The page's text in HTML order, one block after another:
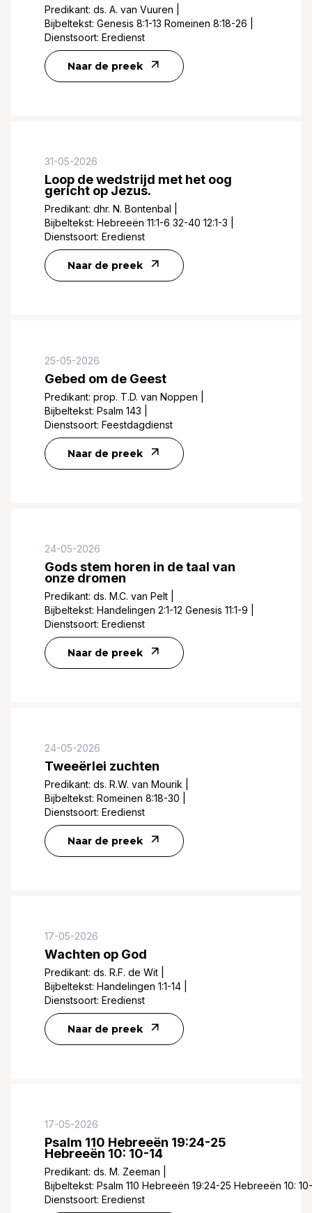
Predikant: ds. A. van Vuuren
Bijbeltekst: Genesis 8:1-13 Romeinen 8:18-26
Dienstsoort: Eredienst
Naar de preek
31-05-2026
Loop de wedstrijd met het oog
gericht op Jezus.
Predikant: dhr. N. Bontenbal
Bijbeltekst: Hebreeën 11:1-6 32-40 12:1-3
Dienstsoort: Eredienst
Naar de preek
25-05-2026
Gebed om de Geest
Predikant: prop. T.D. van Noppen
Bijbeltekst: Psalm 143
Dienstsoort: Feestdagdienst
Naar de preek
24-05-2026
Gods stem horen in de taal van
onze dromen
Predikant: ds. M.C. van Pelt
Bijbeltekst: Handelingen 2:1-12 Genesis 11:1-9
Dienstsoort: Eredienst
Naar de preek
24-05-2026
Tweeërlei zuchten
Predikant: ds. R.W. van Mourik
Bijbeltekst: Romeinen 8:18-30
Dienstsoort: Eredienst
Naar de preek
17-05-2026
Wachten op God
Predikant: ds. R.F. de Wit
Bijbeltekst: Handelingen 1:1-14
Dienstsoort: Eredienst
Naar de preek
17-05-2026
Psalm 110 Hebreeën 19:24-25
Hebreeën 10: 10-14
Predikant: ds. M. Zeeman
Bijbeltekst: Psalm 110 Hebreeën 19:24-25 Hebreeën 10:
Dienstsoort: Eredienst